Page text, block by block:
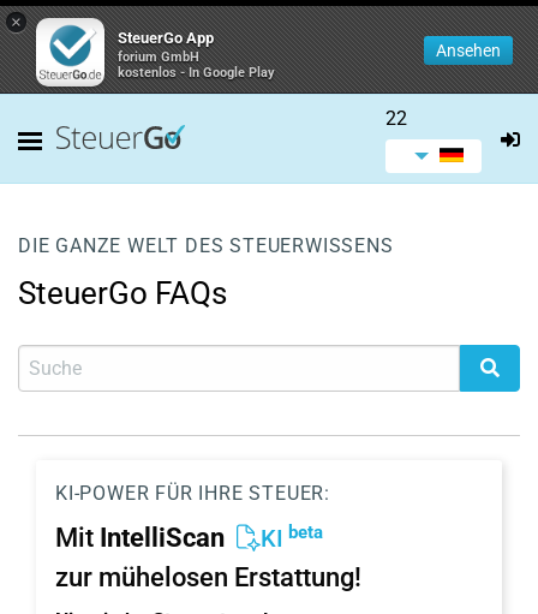
×
SteuerGo App
forium GmbH
kostenlos - In Google Play
Ansehen
22
DIE GANZE WELT DES STEUERWISSENS
SteuerGo FAQs
KI-POWER FÜR IHRE STEUER:
Mit IntelliScan KI beta
zur mühelosen Erstattung!